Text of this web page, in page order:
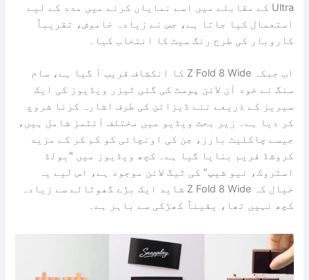
Ultra کے مقابلے میں اسے نمایاں کرنے میں مدد کے لیے
استعمال کیا جاتا ہے، جس نے زیادہ خاموش، تقریباً
کاروبار کی طرح رنگ سیٹ کا انتخاب کیا۔
اب جبکہ Z Fold 8 Wide کا انکشاف قریب آ گیا ہے، سام
سنگ نے خود آن لائن پوسٹ کی گئی ٹیزر ویڈیوز کی ایک
سیریز کے ذریعے نئے ڈیزائن کی طرف اشارہ کرنا شروع
کر دیا ہے۔ زیر بحث ویڈیو میں مختلف آئٹمز شامل ہیں،
جیسے چاکلیٹ بارز، جن کی اونچائی کو کم کر کے مزید
کروشڈ فریم بنایا گیا ہے۔ کچھ ویڈیوز میں "بولڈ
اسٹروک، نیو شیپ” کی ٹیگ لائن موجود ہے، اس لیے یہ
خیال کہ Z Fold 8 Wide شاید ایک بڑے گھوٹالے سے زیادہ
کچھ نہیں تھا، یقیناً کھڑکی سے باہر ہے۔